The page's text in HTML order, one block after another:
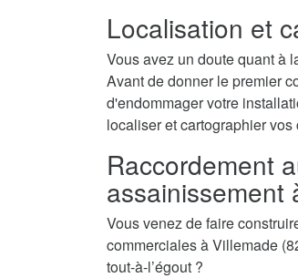
Localisation et
Vous avez un doute quant à
Avant de donner le premier
d'endommager votre
localiser et cartographier
Raccordement
assainissement
Vous venez de faire
commerciales à Villemade
tout-à-l’égout ?